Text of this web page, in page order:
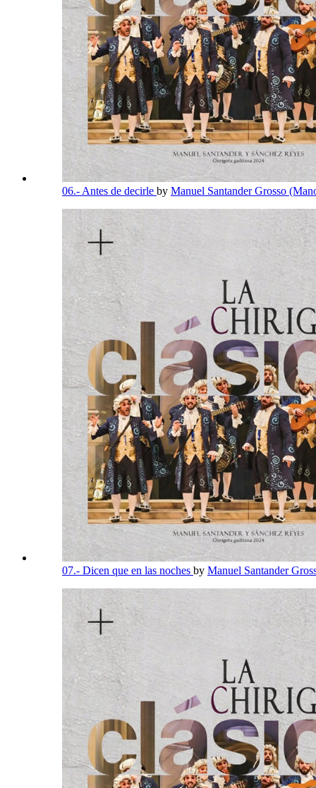
06.- Antes de decirle by Manuel Santander Grosso
07.- Dicen que en las noches by Manuel Santander